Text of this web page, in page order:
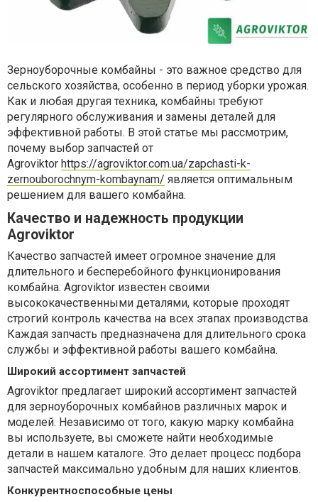
Зерноуборочные комбайны - это важное средство для
сельского хозяйства, особенно в период уборки урожая.
Как и любая другая техника, комбайны требуют
регулярного обслуживания и замены деталей для
эффективной работы. В этой статье мы рассмотрим,
почему выбор запчастей от
Agroviktor https://agroviktor.com.ua/zapchasti-k-
zernouborochnym-kombaynam/ является оптимальным
решением для вашего комбайна.
Качество и надежность продукции
Agroviktor
Качество запчастей имеет огромное значение для
длительного и бесперебойного функционирования
комбайна. Agroviktor известен своими
высококачественными деталями, которые проходят
строгий контроль качества на всех этапах производства.
Каждая запчасть предназначена для длительного срока
службы и эффективной работы вашего комбайна.
Широкий ассортимент запчастей
Agroviktor предлагает широкий ассортимент запчастей
для зерноуборочных комбайнов различных марок и
моделей. Независимо от того, какую марку комбайна
вы используете, вы сможете найти необходимые
детали в нашем каталоге. Это делает процесс подбора
запчастей максимально удобным для наших клиентов.
Конкурентноспособные цены